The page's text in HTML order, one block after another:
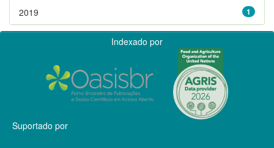
1
2019
Indexado por
Suportado por